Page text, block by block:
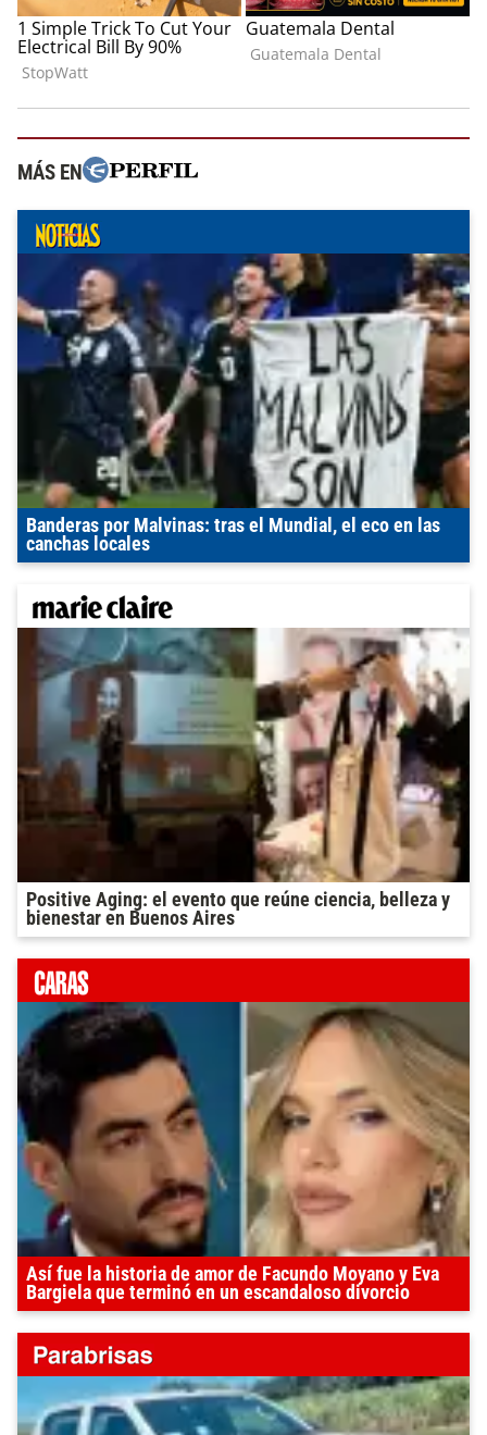
MÁS EN
Banderas por Malvinas: tras el Mundial, el eco en las
canchas locales
Positive Aging: el evento que reúne ciencia, belleza y
bienestar en Buenos Aires
Así fue la historia de amor de Facundo Moyano y Eva
Bargiela que terminó en un escandaloso divorcio